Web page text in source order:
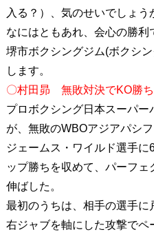
入る？）、気のせいでしょう
なにはともあれ、会心の勝利
堺市ボクシングジム(ボクシ
します。
〇村田昴 無敗対決でKO勝ち
プロボクシング日本スーパ
が、無敗のWBOアジアパシ
ジェームス・ワイルド選手に
ップ勝ちを収めて、パーフ
伸ばした。
最初のうちは、相手の選手
右ジャブを軸にした攻撃でペ